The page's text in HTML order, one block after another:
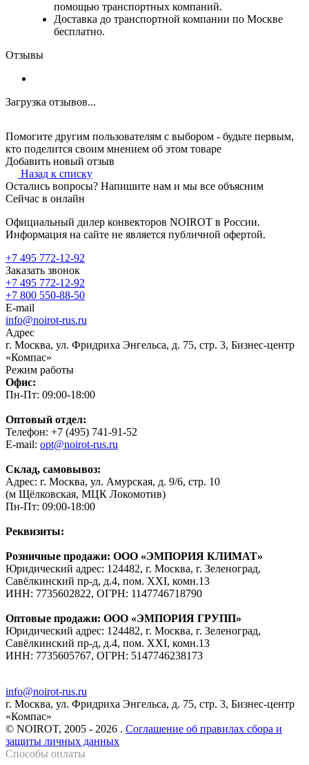
помощью транспортных компаний.
Доставка до транспортной компании по Москве
бесплатно.
Отзывы
Загрузка отзывов...
Помогите другим пользователям с выбором - будьте первым,
кто поделится своим мнением об этом товаре
Добавить новый отзыв
Назад к списку
Остались вопросы? Напишите нам и мы все объясним
Сейчас в онлайн
Официальный дилер конвекторов NOIROT в России.
Информация на сайте не является публичной офертой.
+7 495 772-12-92
Заказать звонок
+7 495 772-12-92
+7 800 550-88-50
E-mail
info@noirot-rus.ru
Адрес
г. Москва, ул. Фридриха Энгельса, д. 75, стр. 3, Бизнес-центр
«Компас»
Режим работы
Офис:
Пн-Пт: 09:00-18:00
Оптовый отдел:
Телефон: +7 (495) 741-91-52
E-mail: opt@noirot-rus.ru
Склад, самовывоз:
Адрес: г. Москва, ул. Амурская, д. 9/6, стр. 10
(м Щёлковская, МЦК Локомотив)
Пн-Пт: 09:00-18:00
Реквизиты:
Розничные продажи: ООО «ЭМПОРИЯ КЛИМАТ»
Юридический адрес: 124482, г. Москва, г. Зеленоград,
Савёлкинский пр-д, д.4, пом. XXI, комн.13
ИНН: 7735602822, ОГРН: 1147746718790
Оптовые продажи: ООО «ЭМПОРИЯ ГРУПП»
Юридический адрес: 124482, г. Москва, г. Зеленоград,
Савёлкинский пр-д, д.4, пом. XXI, комн.13
ИНН: 7735605767, ОГРН: 5147746238173
info@noirot-rus.ru
г. Москва, ул. Фридриха Энгельса, д. 75, стр. 3, Бизнес-центр
«Компас»
© NOIROT, 2005 - 2026 . Соглашение об правилах сбора и
защиты личных данных
Способы оплаты